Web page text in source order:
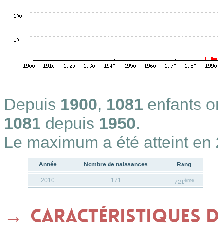
Depuis 1900, 1081 enfants
1081 depuis 1950.
Le maximum a été atteint en
Année Nombre de naissances Rang
2010 171 721ème
Caractéristiques